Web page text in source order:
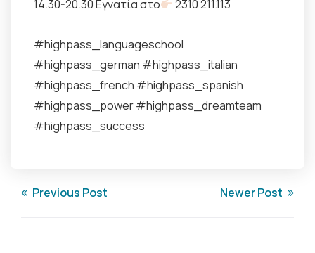
14.30-20.30 Εγνατία στο
2310 211.113
#highpass_languageschool
#highpass_german #highpass_italian
#highpass_french #highpass_spanish
#highpass_power #highpass_dreamteam
#highpass_success
Previous Post Newer Post